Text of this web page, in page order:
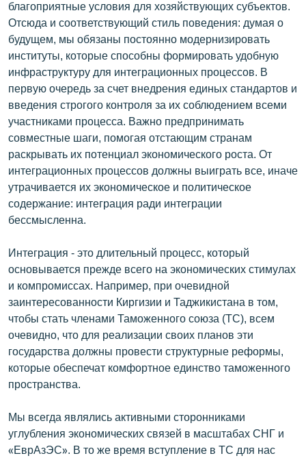
благоприятные условия для хозяйствующих субъектов.
Отсюда и соответствующий стиль поведения: думая о
будущем, мы обязаны постоянно модернизировать
институты, которые способны формировать удобную
инфраструктуру для интеграционных процессов. В
первую очередь за счет внедрения единых стандартов и
введения строгого контроля за их соблюдением всеми
участниками процесса. Важно предпринимать
совместные шаги, помогая отстающим странам
раскрывать их потенциал экономического роста. От
интеграционных процессов должны выиграть все, иначе
утрачивается их экономическое и политическое
содержание: интеграция ради интеграции
бессмысленна.
Интеграция - это длительный процесс, который
основывается прежде всего на экономических стимулах
и компромиссах. Например, при очевидной
заинтересованности Киргизии и Таджикистана в том,
чтобы стать членами Таможенного союза (TC), всем
очевидно, что для реализации своих планов эти
государства должны провести структурные реформы,
которые обеспечат комфортное единство таможенного
пространства.
Мы всегда являлись активными сторонниками
углубления экономических связей в масштабах СНГ и
«ЕврАзЭС». В то же время вступление в ТС для нас